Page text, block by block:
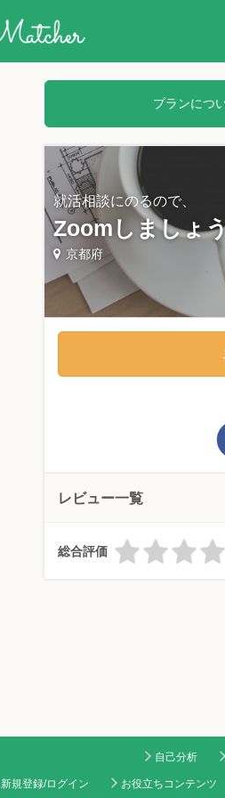
プランにつ
就活相談にのるので、
Zoomしましょ
京都府
レビュー一覧
総合評価
自己分析
新規登録/ログイン お役立ちコンテンツ